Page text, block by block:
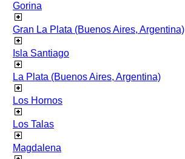
Gorina
Gran La Plata (Buenos Aires, Argentina)
Isla Santiago
La Plata (Buenos Aires, Argentina)
Los Hornos
Los Talas
Magdalena